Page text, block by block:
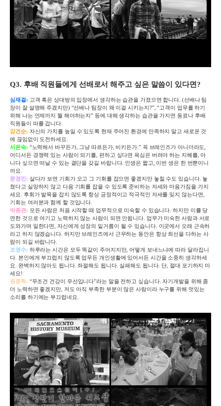
Q3. 후배 직원들에게 선배로서 해주고 싶은 말씀이 있다면 ?
심재걸: 고객 혹은 상대방의 입장에서 생각하는 습관을 가졌으면 합니다 . (선배나 팀
장이 잘 설명해 주겠지만) “선배나 팀장이 왜 이걸 시키는지?”,“고객이 업무를 하기
위해 나는 언제까지 뭘 해야하는지” 등에 대해 생각하는 습관을 가지면 동료나 후배
직원들이 따를 겁니다
강건순: 자신의 가치를 높일 수 있도록 현재 주어진 환경에 만족하지 말고 새로운 것
에 끊임없이 도전하세요
서은숙: “노력해서 바꾸든가, 그냥 따르든가, 비키든가 ” 꼭 브레인즈가 아니더라도
어디서든 경쟁력 있는 사람이 되기를 편하고 싶다면 욕심은 버려야 하는 지혜를 아
니다 싶으면 떠날 수 있는 결단을 갖길 바랍니다. 인생은 짧고 이번 생은 한 번뿐이니
까요
문경민: 살다가 보면 기회가 오고 그 기회를 잡으면 좋겠지만 놓칠 수도 있습니다.놓
쳤다고 실망하지 않고 다음 기회를 잡을 수 있도록 준비하는 자세와 마음가짐을 가지
세요
후회가 발목을 잡지 않도록 항상 긍정적이고 적극적인 자세를 잊지 않는다면
기회는 여러분과 함께 할 것입니다
박종관: 모든 사람은 처음 시작할 때 업무적으로 미숙할 수 있습니다 .하지만 이를 당
연한 것으로 여기고 노력하지 않는 사람이 되면 안됩니다 업무가 미숙한 사람과 서로
도와가며 일한다면
자신에게 성장의 밑거름이 될 수 있습니다. 이곳에서 오래 근속하
라고 하지 않겠습니다 하지만 브레인즈에서 근무하는 동안은 항상 최선을 다하는 사
람이 되길 바랍니다
조영수: 하루라는 시간은 모두 똑같이 주어지지만, 어떻게 보내느냐에 따라 달라집니
다 본인에게 부끄럽지 않도록 업무든 개인생활에 있어서든 시간을 소중히 생각하세
요 완벽하지 않아도 됩니다. 좌절해도 됩니다.실패해도 됩니다. 단 절대 포기하지 마
세요!
원종혁 : “무조건 건강이 우선입니다”라는 말을 전하고 싶습니다. 자기개발을 위해 좀
더 노력하면 좋겠지만 저도 아직 부족한 부분이 많은 사람이라 누구를 위해 멋있는
소리를 하기에는 부끄럽네요